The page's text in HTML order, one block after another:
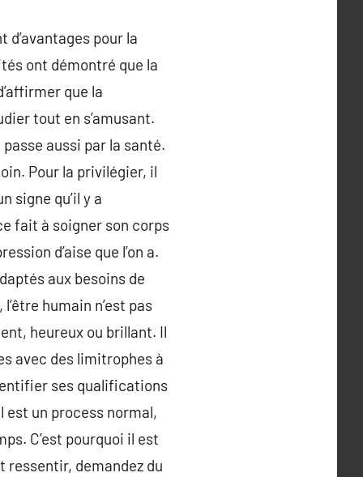
pour la
ont démontré que la
que la
tout en s’amusant.
aussi par la santé.
Pour la privilégier, il
signe qu’il y a
fait à soigner son corps
d’aise que l’on a.
aux besoins de
humain n’est pas
heureux ou brillant. Il
avec des limitrophes à
ses qualifications
est un process normal,
C’est pourquoi il est
ressentir, demandez du